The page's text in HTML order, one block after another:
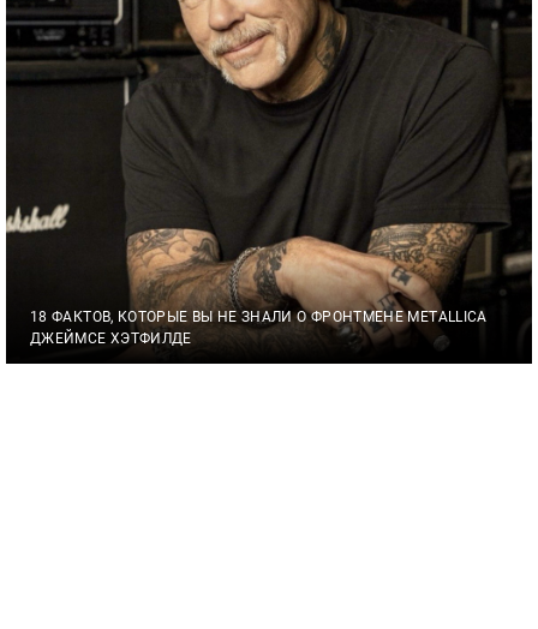
18 ФАКТОВ, КОТОРЫЕ ВЫ НЕ ЗНАЛИ О ФРОНТМЕНЕ METALLICA
ДЖЕЙМСЕ ХЭТФИЛДЕ